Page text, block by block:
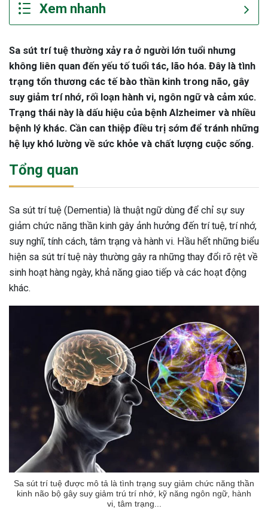
Sa sút trí tuệ thường xảy ra ở người lớn tuổi nhưng
không liên quan đến yếu tố tuổi tác, lão hóa. Đây là tình
trạng tổn thương các tế bào thần kinh trong não, gây
suy giảm trí nhớ, rối loạn hành vi, ngôn ngữ và cảm xúc.
Trạng thái này là dấu hiệu của bệnh Alzheimer và nhiều
bệnh lý khác. Cần can thiệp điều trị sớm để tránh những
hệ lụy khó lường về sức khỏe và chất lượng cuộc sống.
Tổng quan
Sa sút trí tuệ (Dementia) là thuật ngữ dùng để chỉ sự suy
giảm chức năng thần kinh gây ảnh hưởng đến trí tuệ, trí nhớ,
suy nghĩ, tính cách, tâm trạng và hành vi. Hầu hết những biểu
hiện sa sút trí tuệ này thường gây ra những thay đổi rõ rệt về
sinh hoạt hàng ngày, khả năng giao tiếp và các hoạt động
khác.
Sa sút trí tuệ được mô tả là tình trạng suy giảm chức năng thần
kinh não bộ gây suy giảm trú trí nhớ, kỹ năng ngôn ngữ, hành
vi, tâm trạng...